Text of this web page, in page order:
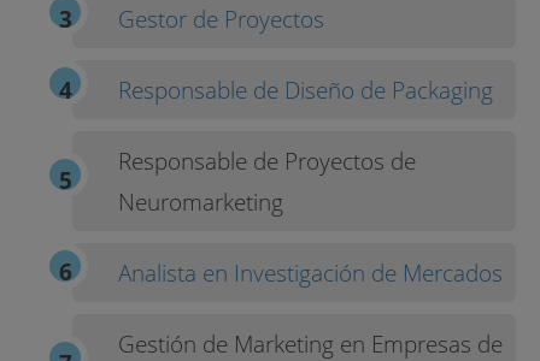
Gestor de Proyectos
Responsable de Diseño de Packaging
Responsable de Proyectos de
Neuromarketing
Analista en Investigación de Mercados
Gestión de Marketing en Empresas de